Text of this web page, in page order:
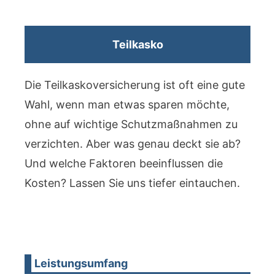
Teilkasko
Die Teilkaskoversicherung ist oft eine gute
Wahl, wenn man etwas sparen möchte,
ohne auf wichtige Schutzmaßnahmen zu
verzichten. Aber was genau deckt sie ab?
Und welche Faktoren beeinflussen die
Kosten? Lassen Sie uns tiefer eintauchen.
Leistungsumfang